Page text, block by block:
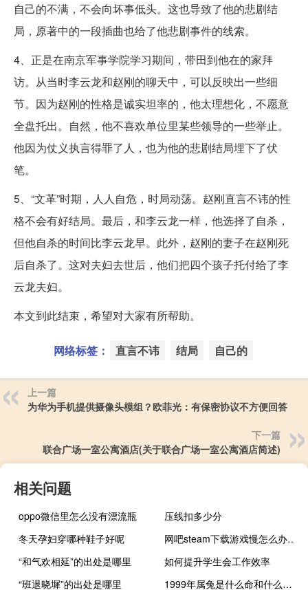
自己的不满，不会向坏事低头。这也导致了他的悲剧结
局，原著中的一段插曲也给了他悲剧事件的线索。
4、正是在南京军事学院学习期间，带田到他在的家拜
访。从当时李云龙和赵刚的聊天中，可以反映出一些细
节。因为赵刚的性格是诚实坦率的，他太理想化，不愿意
全盘托出。自然，他不喜欢单位里某些领导的一些举止。
他因为仗义执言得罪了人，也为他的悲剧结局埋下了伏
笔。
5、“文革”时期，人人自危，时局动荡。赵刚直言不讳的性
格不会有好结局。最后，和李云龙一样，他选择了自杀，
但他自杀的时间比李云龙早。此外，赵刚的妻子在赵刚死
后自杀了。这对夫妇去世后，他们把四个孩子托付给了李
云龙夫妇。
本文到此结束，希望对大家有所帮助。
网络标签： 直言不讳 结局 自己的
上一篇
为华为手机提供摄像头模组？欧菲光：有保密协议不方便回答
下一篇
联合广场一室公寓酒店(关于联合广场一室公寓酒店简述)
相关问题
oppo微信里怎么没有漂流瓶
压线扣多少分
冬天孕妇穿哪种鞋子好呢
网吧steam下载游戏慢怎么办（网吧steam下载游戏慢几觉方法）
“和气欢相延”的出处是哪里
如何提升学生会工作效率
“班退晓墀”的出处是哪里
1999年属兔是什么命和什么婚配（1999年属兔是什么命）